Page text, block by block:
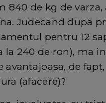
840 de kg de varza,
Judecand dupa
pentru 12
la 240 de ron), ma
avantajoasa, de fapt,
(afacere)?